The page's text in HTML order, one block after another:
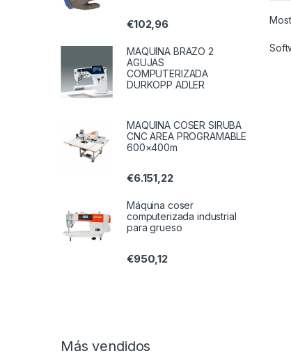
€102,96
MAQUINA BRAZO 2
AGUJAS
COMPUTERIZADA
DURKOPP ADLER
MAQUINA COSER SIRUBA
CNC AREA PROGRAMABLE
600×400m
€6.151,22
Máquina coser
computerizada industrial
para grueso
€950,12
Más vendidos